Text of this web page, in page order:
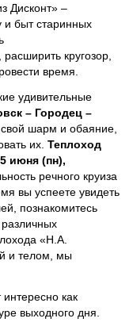
Дисконт» –
и быт старинных
кругозор,
время.
удивительные
– Городец –
свой шарм и обаяние,
их. Теплоход
июня (пн),
речного круиза
вы успеете увидеть
познакомитесь
«Н.А.
и телом, мы
как
выходного дня.